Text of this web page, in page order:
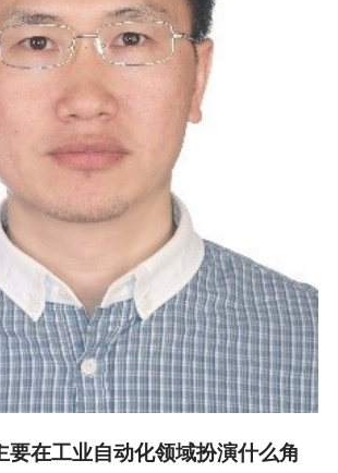
要在工业自动化领域扮演什么角